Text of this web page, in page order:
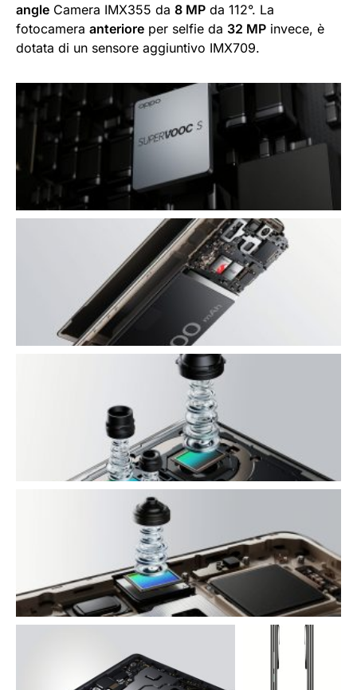
angle Camera IMX355 da 8 MP da 112°. La
fotocamera anteriore per selfie da 32 MP invece, è
dotata di un sensore aggiuntivo IMX709.